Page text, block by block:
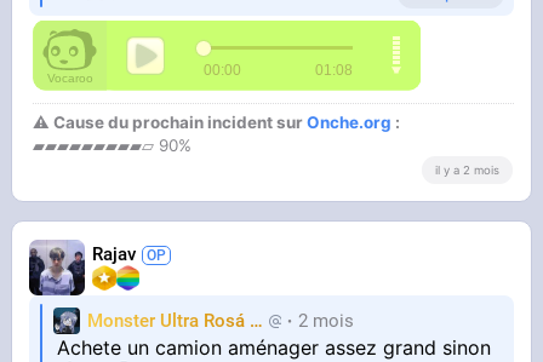
⚠ Cause du prochain incident surOnche.org :
▰▰▰▰▰▰▰▰▰▱ 90%
il y a 2 mois
Rajav
Monster Ultra Rosá
❤️ KheyFinito
2 mois
Achete un camion aménager assez grand sinon